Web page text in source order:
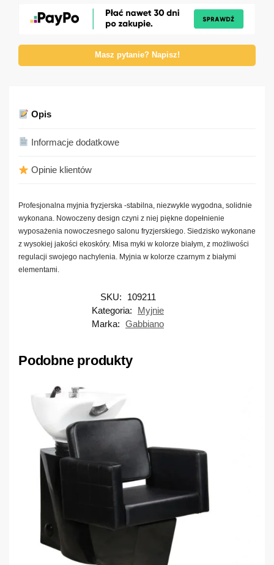
Masz pytanie? Napisz!
Opis
Informacje dodatkowe
Opinie klientów
Profesjonalna myjnia fryzjerska -stabilna, niezwykle wygodna, solidnie
wykonana. Nowoczeny design czyni z niej piękne dopełnienie
wyposażenia nowoczesnego salonu fryzjerskiego. Siedzisko wykonane
z wysokiej jakości ekoskóry. Misa myki w kolorze białym, z możliwości
regulacji swojego nachylenia. Myjnia w kolorze czarnym z białymi
elementami.
SKU:
109211
Kategoria:
Myjnie
Marka: Gabbiano
Podobne produkty